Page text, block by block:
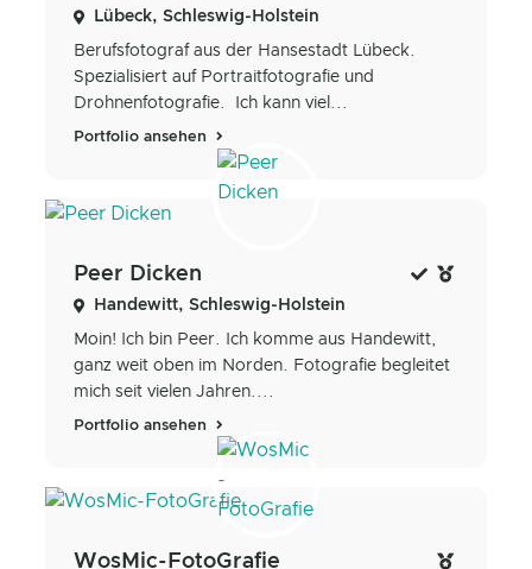
Lübeck, Schleswig-Holstein
Berufsfotograf aus der Hansestadt Lübeck.
Spezialisiert auf Portraitfotografie und
Drohnenfotografie. Ich kann viel...
Portfolio ansehen
Peer Dicken
Handewitt, Schleswig-Holstein
Moin! Ich bin Peer. Ich komme aus Handewitt,
ganz weit oben im Norden. Fotografie begleitet
mich seit vielen Jahren....
Portfolio ansehen
WosMic-FotoGrafie